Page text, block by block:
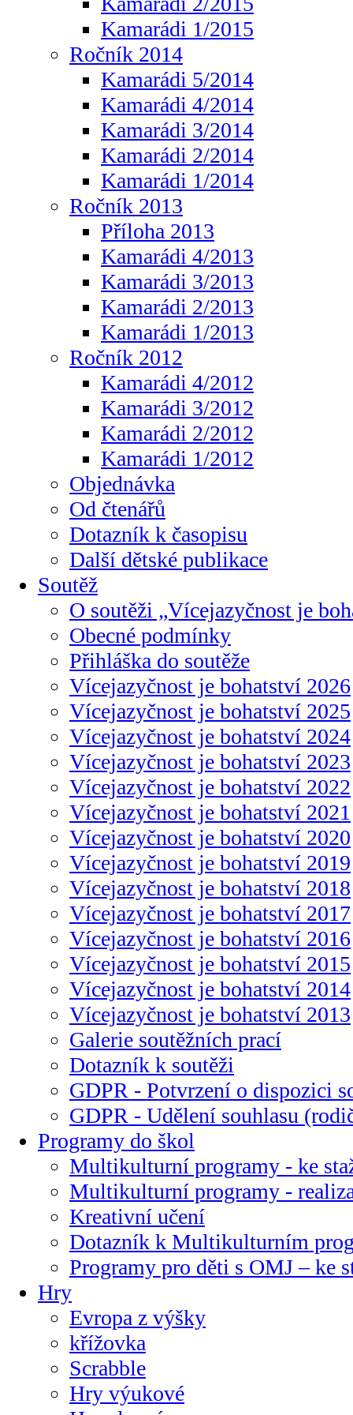
Kamarádi 1/2015
Ročník 2014
Kamarádi 5/2014
Kamarádi 4/2014
Kamarádi 3/2014
Kamarádi 2/2014
Kamarádi 1/2014
Ročník 2013
Příloha 2013
Kamarádi 4/2013
Kamarádi 3/2013
Kamarádi 2/2013
Kamarádi 1/2013
Ročník 2012
Kamarádi 4/2012
Kamarádi 3/2012
Kamarádi 2/2012
Kamarádi 1/2012
Objednávka
Od čtenářů
Dotazník k časopisu
Další dětské publikace
Soutěž
O soutěži „Vícejazyčnost je
Obecné podmínky
Přihláška do soutěže
Vícejazyčnost je bohatství 2026
Vícejazyčnost je bohatství 2025
Vícejazyčnost je bohatství 2024
Vícejazyčnost je bohatství 2023
Vícejazyčnost je bohatství 2022
Vícejazyčnost je bohatství 2021
Vícejazyčnost je bohatství 2020
Vícejazyčnost je bohatství 2019
Vícejazyčnost je bohatství 2018
Vícejazyčnost je bohatství 2017
Vícejazyčnost je bohatství 2016
Vícejazyčnost je bohatství 2015
Vícejazyčnost je bohatství 2014
Vícejazyčnost je bohatství 2013
Galerie soutěžních prací
Dotazník k soutěži
GDPR - Potvrzení o dispozici
GDPR - Udělení souhlasu
Programy do škol
Multikulturní programy - ke
Multikulturní programy -
Kreativní učení
Dotazník k Multikulturním
Programy pro děti s OMJ – ke
Hry
Evropa z výšky
křížovka
Scrabble
Hry výukové